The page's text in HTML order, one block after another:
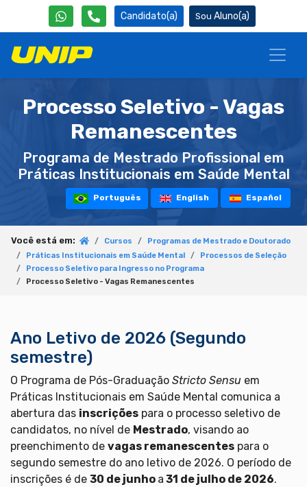
Candidato(a) Aluno(a)
Processo Seletivo - Vagas
Remanescentes
Programa de Mestrado Profissional em
Práticas Institucionais em Saúde Mental
Português English Español
Você está em: Cursos
Programas de Mestrado e Doutorado
Práticas Institucionais em Saúde Mental
Processos de Seleção
Processo Seletivo para Ingresso no Programa
Processo Seletivo - Vagas Remanescentes
Ano Letivo de 2026 (Segundo
semestre)
O Programa de Pós-Graduação Stricto Sensu em
Práticas Institucionais em Saúde Mental comunica a
abertura das inscrições para o processo seletivo de
candidatos, no nível de Mestrado, visando ao
preenchimento de vagas remanescentes para o
segundo semestre do ano letivo de 2026. O período de
inscrições é de 30 de junho a 31 de julho de 2026.